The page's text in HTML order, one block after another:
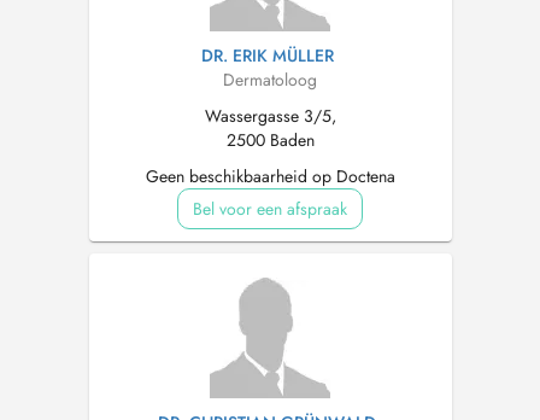
DR. ERIK MÜLLER
Dermatoloog
Wassergasse 3/5,
2500 Baden
Geen beschikbaarheid op Doctena
Bel voor een afspraak